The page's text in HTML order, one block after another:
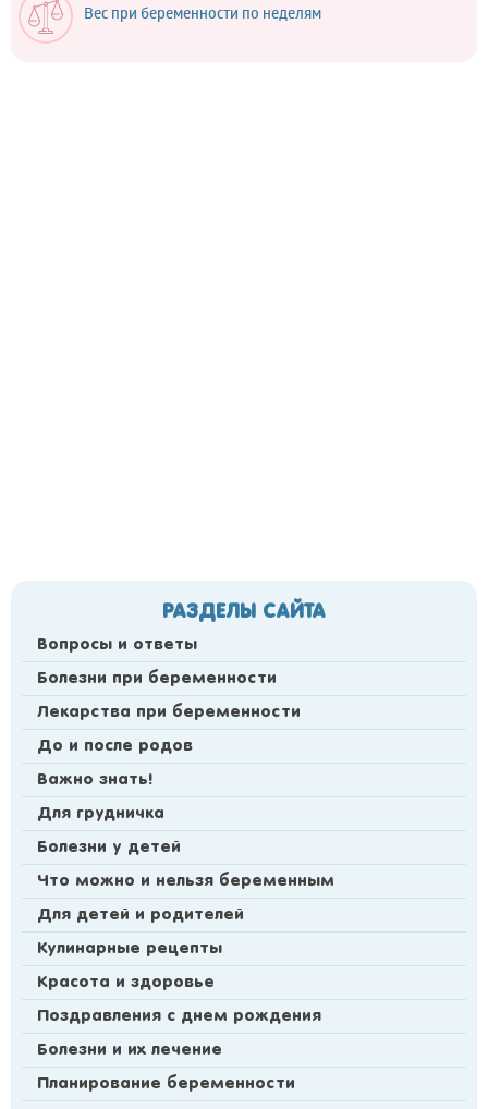
Вес при беременности по неделям
РАЗДЕЛЫ САЙТА
Вопросы и ответы
Болезни при беременности
Лекарства при беременности
До и после родов
Важно знать!
Для грудничка
Болезни у детей
Что можно и нельзя беременным
Для детей и родителей
Кулинарные рецепты
Красота и здоровье
Поздравления с днем рождения
Болезни и их лечение
Планирование беременности